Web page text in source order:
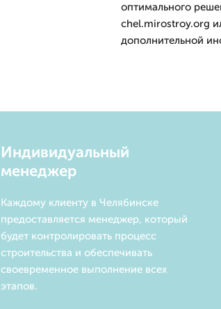
оптимального
chel.mirostroy.org
дополнительной
Индивидуальный
менеджер
Каждому клиенту в Челябинске
предоставляется менеджер, который
будет контролировать процесс
строительства и обеспечивать
своевременное выполнение всех
этапов.